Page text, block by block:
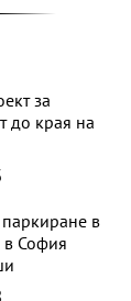
за
до края на
в
в София